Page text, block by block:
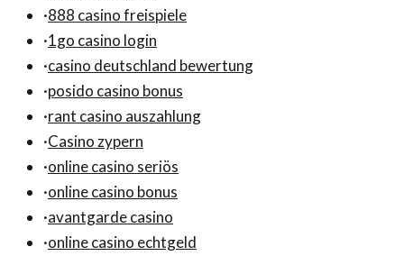
·888 casino freispiele
·1go casino login
·casino deutschland bewertung
·posido casino bonus
·rant casino auszahlung
·Casino zypern
·online casino seriös
·online casino bonus
·avantgarde casino
·online casino echtgeld